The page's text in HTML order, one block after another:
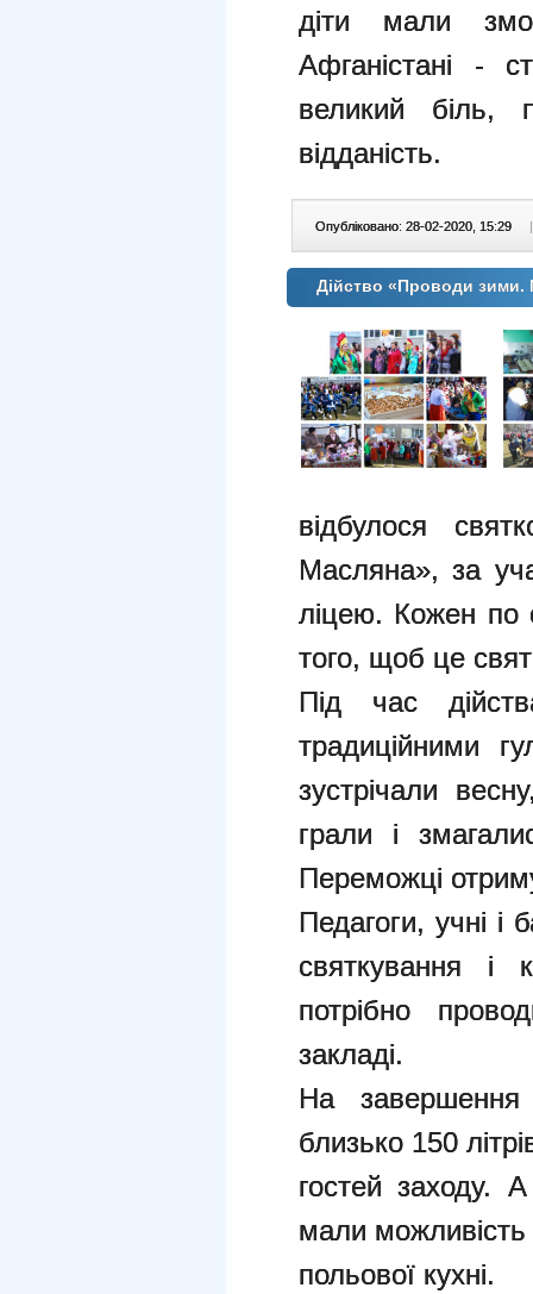
діти мали
Афганістані -
великий біль,
відданість.
Опубліковано: 28-02-2020, 15:29 |
Дійство «Проводи зими.
відбулося
Масляна», за
ліцею. Кожен по
того, щоб це
Під час
традиційними
зустрічали
грали і
Переможці
Педагоги, учні і
святкування і
потрібно
закладі.
На завершення
близько 150
гостей заходу.
мали
польової кухні.